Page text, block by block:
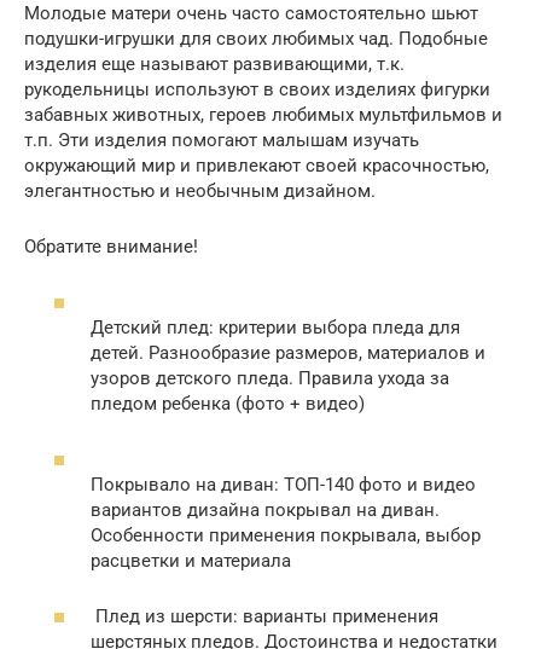
Молодые матери очень часто самостоятельно шьют
подушки-игрушки для своих любимых чад. Подобные
изделия еще называют развивающими, т.к.
рукодельницы используют в своих изделиях фигурки
забавных животных, героев любимых мультфильмов и
т.п. Эти изделия помогают малышам изучать
окружающий мир и привлекают своей красочностью,
элегантностью и необычным дизайном.
Обратите внимание!
Детский плед: критерии выбора пледа для
детей. Разнообразие размеров, материалов и
узоров детского пледа. Правила ухода за
пледом ребенка (фото + видео)
Покрывало на диван: ТОП-140 фото и видео
вариантов дизайна покрывал на диван.
Особенности применения покрывала, выбор
расцветки и материала
Плед из шерсти: варианты применения
шерстяных пледов. Достоинства и недостатки